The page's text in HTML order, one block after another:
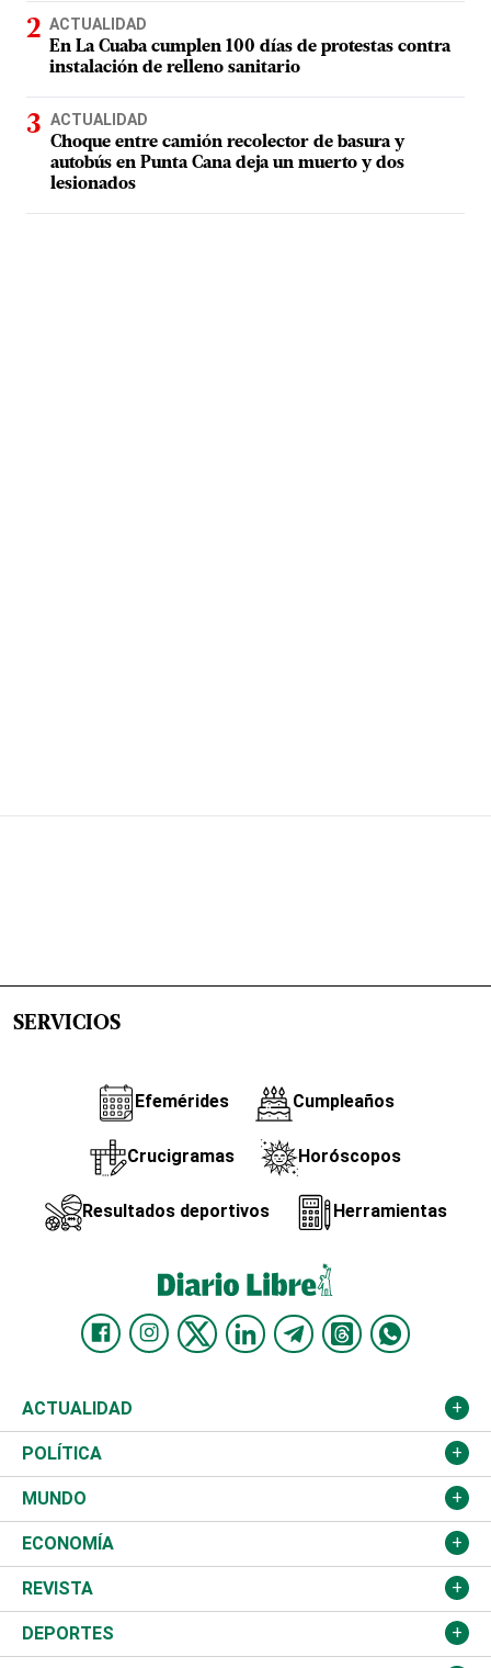
ACTUALIDAD
En La Cuaba cumplen 100 días de protestas contra
instalación de relleno sanitario
ACTUALIDAD
Choque entre camión recolector de basura y
autobús en Punta Cana deja un muerto y dos
lesionados
SERVICIOS
Efemérides Cumpleaños
Crucigramas Horóscopos
Resultados deportivos Herramientas
ACTUALIDAD
Nacional
Ciudad
Educación
Salud
Justicia
POLÍTICA
Partidos
JCE
TSE
Congreso Nacional
MUNDO
Estados Unidos
América Latina
Haití
ECONOMÍA
Finanzas
Turismo
REVISTA
Música
DEPORTES